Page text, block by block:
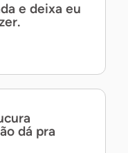
e deixa eu
dá pra